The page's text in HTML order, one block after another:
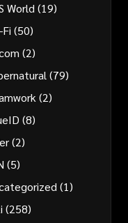
World(19)
Fi (50)
(2)
(79)
(2)
(8)
(2)
(5)
(1)
(258)